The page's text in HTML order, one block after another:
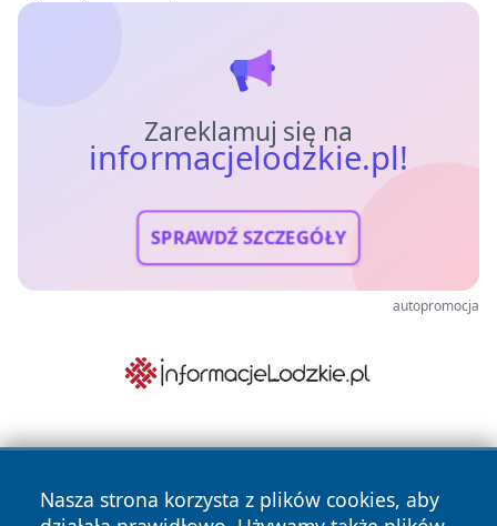
Zareklamuj się na
informacjelodzkie.pl!
SPRAWDŹ SZCZEGÓŁY
autopromocja
Nasza strona korzysta z plików cookies, aby